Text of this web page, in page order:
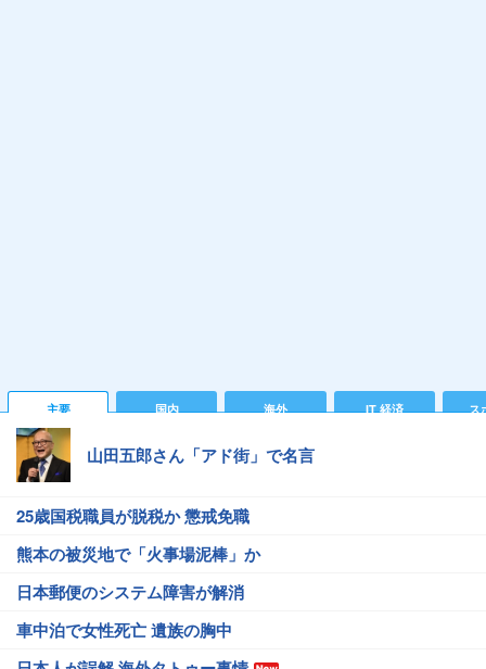
主要 国内 海外 IT 経済 ス
山田五郎さん「アド街」で名言
25歳国税職員が脱税か 懲戒免職
熊本の被災地で「火事場泥棒」か
日本郵便のシステム障害が解消
車中泊で女性死亡 遺族の胸中